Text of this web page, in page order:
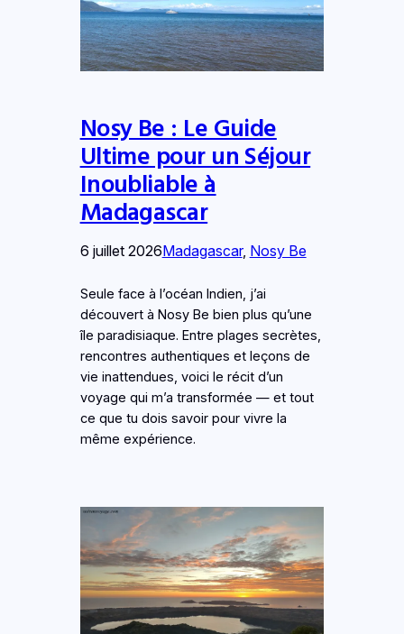
Nosy Be : Le Guide
Ultime pour un Séjour
Inoubliable à
Madagascar
6 juillet 2026Madagascar, Nosy Be
Seule face à l’océan Indien, j’ai
découvert à Nosy Be bien plus qu’une
île paradisiaque. Entre plages secrètes,
rencontres authentiques et leçons de
vie inattendues, voici le récit d’un
voyage qui m’a transformée — et tout
ce que tu dois savoir pour vivre la
même expérience.